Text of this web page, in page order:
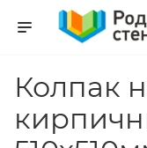
Колпак